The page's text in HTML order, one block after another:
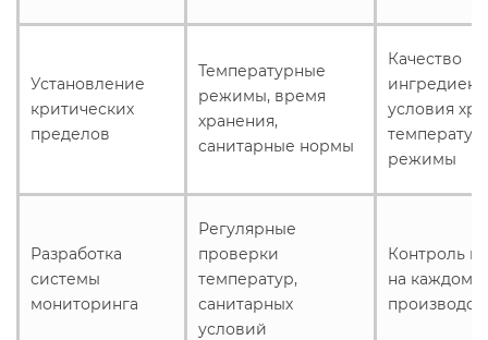
Установление
критических
пределов
Температурные
режимы, время
хранения,
санитарные нормы
Качество
условия
режимы
Разработка
системы
мониторинга
Регулярные
проверки
температур,
санитарных
условий
Контроль
на каждом